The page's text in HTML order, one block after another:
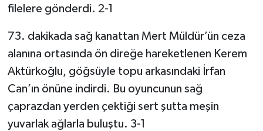
filelere gönderdi. 2-1
73. dakikada sağ kanattan Mert Müldür’ün ceza
alanına ortasında ön direğe hareketlenen Kerem
Aktürkoğlu, göğsüyle topu arkasındaki İrfan
Can’ın önüne indirdi. Bu oyuncunun sağ
çaprazdan yerden çektiği sert şutta meşin
yuvarlak ağlarla buluştu. 3-1